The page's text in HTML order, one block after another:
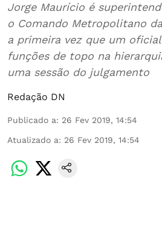
Jorge Maurício é
o Comando Metropolitano
a primeira vez que um
funções de topo na
uma sessão do julgamento
Redação DN
Publicado a: 26 Fev 2019, 14:54
Atualizado a: 26 Fev 2019, 14:54